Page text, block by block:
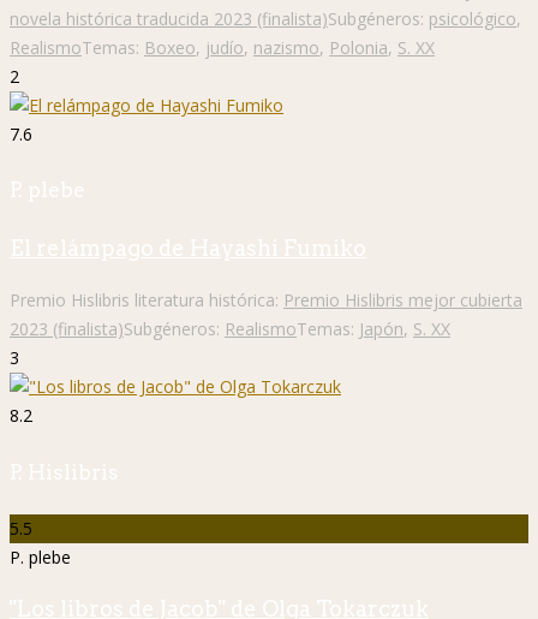
novela histórica traducida 2023 (finalista)Subgéneros: psicológico,
RealismoTemas: Boxeo, judío, nazismo, Polonia, S. XX
2
7.6
P. plebe
El relámpago de Hayashi Fumiko
Premio Hislibris literatura histórica: Premio Hislibris mejor cubierta
2023 (finalista)Subgéneros: RealismoTemas: Japón, S. XX
3
8.2
P. Hislibris
5.5
P. plebe
"Los libros de Jacob" de Olga Tokarczuk